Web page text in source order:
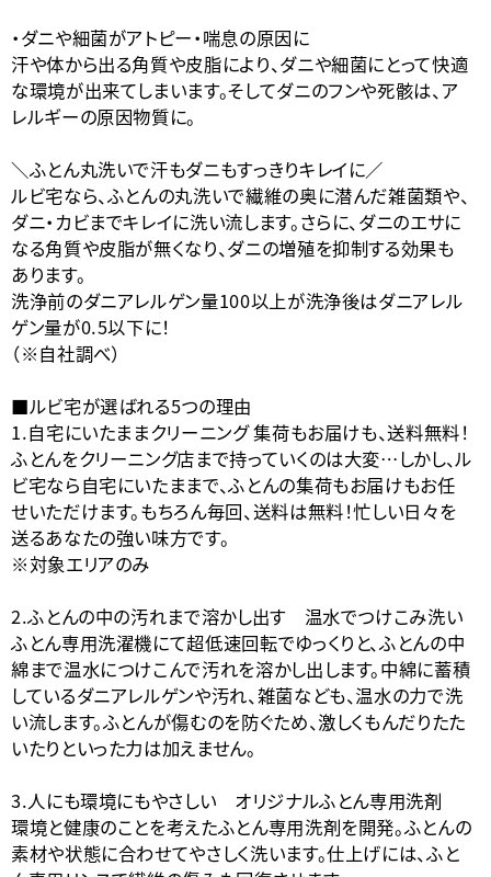
・ダニや細菌がアトピー・喘息の原因に
汗や体から出る角質や皮脂により、ダニや細菌にとって快適
な環境が出来てしまいます。そしてダニのフンや死骸は、ア
レルギーの原因物質に。
＼ふとん丸洗いで汗もダニもすっきりキレイに／
ルビ宅なら、ふとんの丸洗いで繊維の奥に潜んだ雑菌類や、
ダニ・カビまでキレイに洗い流します。さらに、ダニのエサに
なる角質や皮脂が無くなり、ダニの増殖を抑制する効果も
あります。
洗浄前のダニアレルゲン量100以上が洗浄後はダニアレル
ゲン量が0.5以下に！
（※自社調べ）
■ルビ宅が選ばれる5つの理由
1.自宅にいたままクリーニング 集荷もお届けも、送料無料！
ふとんをクリーニング店まで持っていくのは大変…しかし、ル
ビ宅なら自宅にいたままで、ふとんの集荷もお届けもお任
せいただけます。もちろん毎回、送料は無料！忙しい日々を
送るあなたの強い味方です。
※対象エリアのみ
2.ふとんの中の汚れまで溶かし出す 温水でつけこみ洗い
ふとん専用洗濯機にて超低速回転でゆっくりと、ふとんの中
綿まで温水につけこんで汚れを溶かし出します。中綿に蓄積
しているダニアレルゲンや汚れ、雑菌なども、温水の力で洗
い流します。ふとんが傷むのを防ぐため、激しくもんだりたた
いたりといった力は加えません。
3.人にも環境にもやさしい オリジナルふとん専用洗剤
環境と健康のことを考えたふとん専用洗剤を開発。ふとんの
素材や状態に合わせてやさしく洗います。仕上げには、ふと